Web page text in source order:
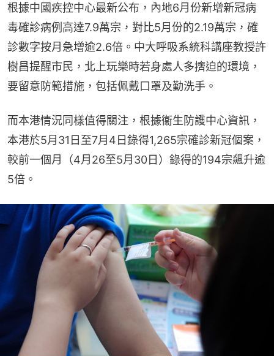
根據中國疾控中心最新公布，內地6月份新增新冠病
毒確診病例高達7.9萬宗，對比5月份的2.19萬宗，確
診數字按月急增逾2.6倍。中大呼吸系統科講座教授許
樹昌提醒市民，北上玩樂時若身處人多擠迫的環境，
要留意防範措施，包括佩戴口罩及勤洗手。
而本港情況同樣值得關注，根據衞生防護中心資訊，
本港於5月31日至7月4日錄得1,265宗確診新冠個案，
較前一個月（4月26至5月30日）錄得的194宗飆升逾
5倍。